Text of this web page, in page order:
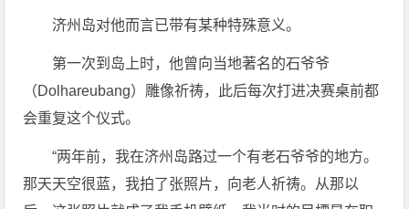
济州岛对他而言已带有某种特殊意义。
第一次到岛上时，他曾向当地著名的石爷爷
（Dolhareubang）雕像祈祷，此后每次打进决赛桌前都
会重复这个仪式。
“两年前，我在济州岛路过一个有老石爷爷的地方。
那天天空很蓝，我拍了张照片，向老人祈祷。从那以